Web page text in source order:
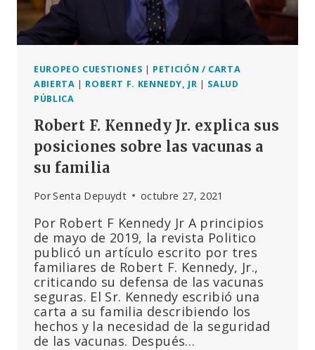
EUROPEO CUESTIONES | PETICIÓN / CARTA
ABIERTA | ROBERT F. KENNEDY, JR | SALUD
PÚBLICA
Robert F. Kennedy Jr. explica sus
posiciones sobre las vacunas a
su familia
PorSenta Depuydt octubre 27, 2021
Por Robert F Kennedy Jr A principios
de mayo de 2019, la revista Politico
publicó un artículo escrito por tres
familiares de Robert F. Kennedy, Jr.,
criticando su defensa de las vacunas
seguras. El Sr. Kennedy escribió una
carta a su familia describiendo los
hechos y la necesidad de la seguridad
de las vacunas. Después…